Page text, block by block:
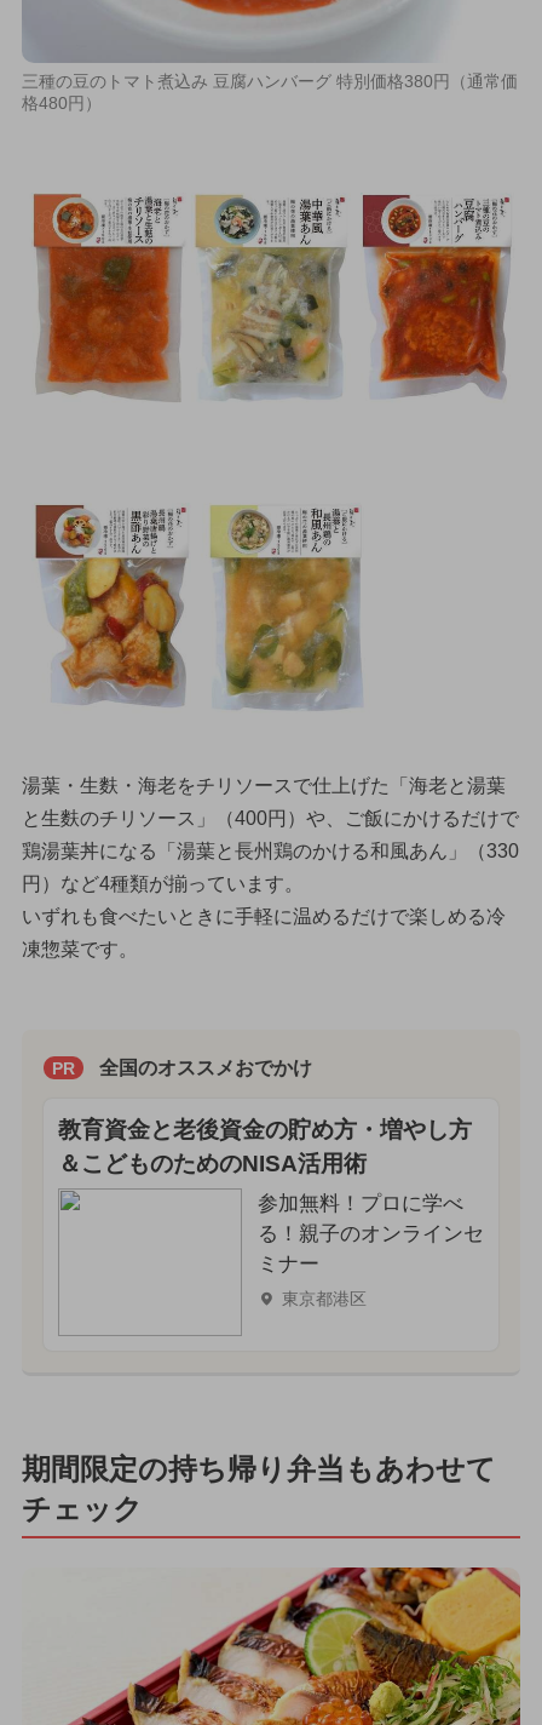
三種の豆のトマト煮込み 豆腐ハンバーグ 特別価格380円（通常価
格480円）
湯葉・生麩・海老をチリソースで仕上げた「海老と湯葉
と生麩のチリソース」（400円）や、ご飯にかけるだけで
鶏湯葉丼になる「湯葉と長州鶏のかける和風あん」（330
円）など4種類が揃っています。
いずれも食べたいときに手軽に温めるだけで楽しめる冷
凍惣菜です。
PR 全国のオススメおでかけ
教育資金と老後資金の貯め方・増やし方
＆こどものためのNISA活用術
参加無料！プロに学べ
る！親子のオンラインセ
ミナー
東京都港区
期間限定の持ち帰り弁当もあわせて
チェック